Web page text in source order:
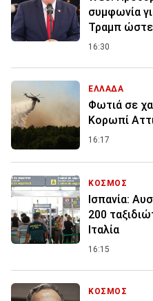
συμφωνία
Τραμπ ώστε
16:30
ΕΛΛΑΔΑ
Φωτιά σε
Κορωπί
16:17
ΚΟΣΜΟΣ
Ισπανία:
200
Ιταλία
16:15
ΚΟΣΜΟΣ